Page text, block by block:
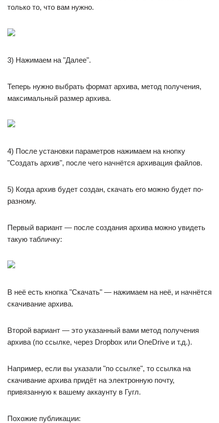
только то, что вам нужно.
3) Нажимаем на "Далее".
Теперь нужно выбрать формат архива, метод получения,
максимальный размер архива.
4) После установки параметров нажимаем на кнопку
"Создать архив", после чего начнётся архивация файлов.
5) Когда архив будет создан, скачать его можно будет по-
разному.
Первый вариант — после создания архива можно увидеть
такую табличку:
В неё есть кнопка "Скачать" — нажимаем на неё, и начнётся
скачивание архива.
Второй вариант — это указанный вами метод получения
архива (по ссылке, через Dropbox или OneDrive и т.д.).
Например, если вы указали "по ссылке", то ссылка на
скачивание архива придёт на электронную почту,
привязанную к вашему аккаунту в Гугл.
Похожие публикации: